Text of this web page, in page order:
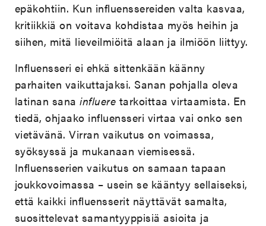
epäkohtiin. Kun influenssereiden valta kasvaa,
kritiikkiä on voitava kohdistaa myös heihin ja
siihen, mitä lieveilmiöitä alaan ja ilmiöön liittyy.
Influensseri ei ehkä sittenkään käänny
parhaiten vaikuttajaksi. Sanan pohjalla oleva
latinan sanainfluere tarkoittaa virtaamista. En
tiedä, ohjaako influensseri virtaa vai onko sen
vietävänä. Virran vaikutus on voimassa,
syöksyssä ja mukanaan viemisessä.
Influensserien vaikutus on samaan tapaan
joukkovoimassa – usein se kääntyy sellaiseksi,
että kaikki influensserit näyttävät samalta,
suosittelevat samantyyppisiä asioita ja